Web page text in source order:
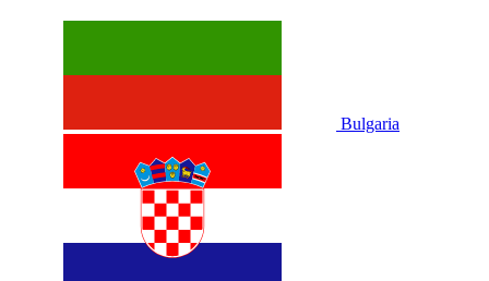
Bulgaria